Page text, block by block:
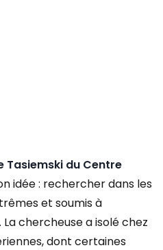
Tasiemski du Centre
idée : rechercher dans les
et soumis à
chercheuse a isolé chez
dont certaines